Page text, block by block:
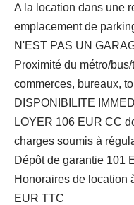
A la location dans une
emplacement de
N'EST PAS UN
Proximité du métro/
commerces, bureaux,
DISPONIBILITE
LOYER 106 EUR CC
charges soumis à
Dépôt de garantie 101
Honoraires de location
EUR TTC